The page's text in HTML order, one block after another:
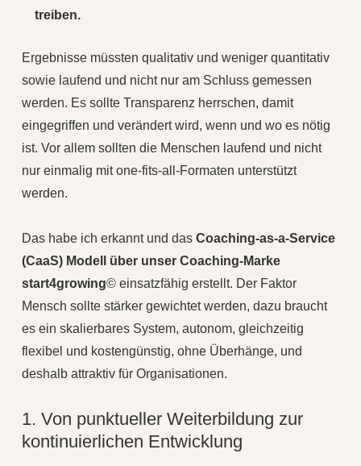
treiben.
Ergebnisse müssten qualitativ und weniger quantitativ
sowie laufend und nicht nur am Schluss gemessen
werden. Es sollte Transparenz herrschen, damit
eingegriffen und verändert wird, wenn und wo es nötig
ist. Vor allem sollten die Menschen laufend und nicht
nur einmalig mit one-fits-all-Formaten unterstützt
werden.
Das habe ich erkannt und das Coaching-as-a-Service
(CaaS) Modell über unser Coaching-Marke
start4growing© einsatzfähig erstellt. Der Faktor
Mensch sollte stärker gewichtet werden, dazu braucht
es ein skalierbares System, autonom, gleichzeitig
flexibel und kostengünstig, ohne Überhänge, und
deshalb attraktiv für Organisationen.
1. Von punktueller Weiterbildung zur
kontinuierlichen Entwicklung